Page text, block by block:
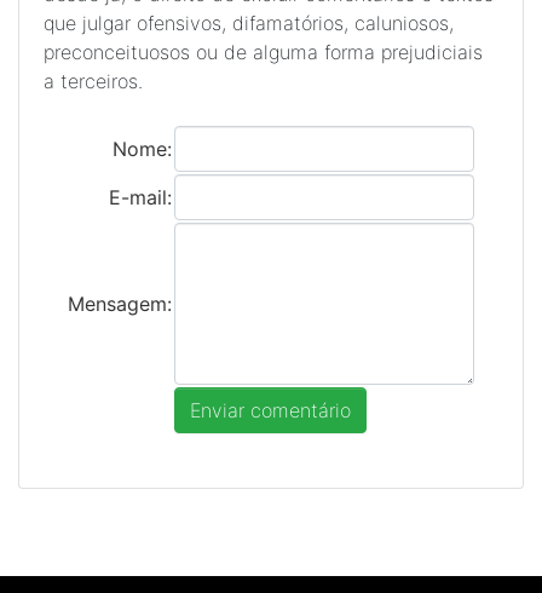
que julgar ofensivos, difamatórios, caluniosos,
preconceituosos ou de alguma forma prejudiciais
a terceiros.
Nome:
E-mail:
Mensagem: